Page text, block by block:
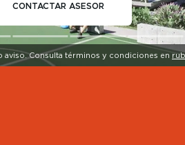
aviso. Consulta términos y condiciones en
CONTACTAR ASESOR